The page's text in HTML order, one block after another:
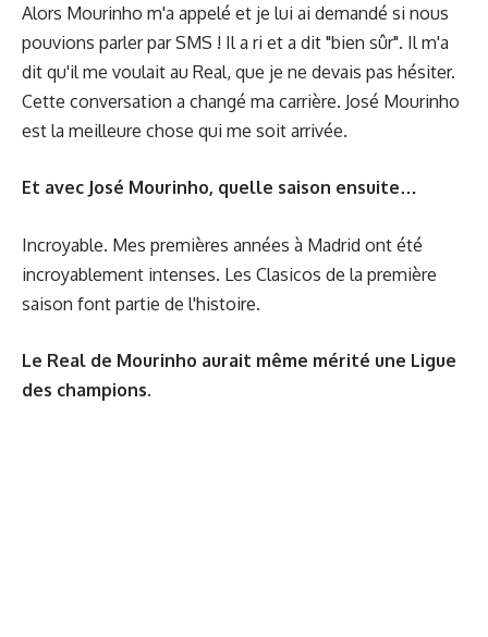
Alors Mourinho m'a appelé et je lui ai demandé si nous
pouvions parler par SMS ! Il a ri et a dit "bien sûr". Il m'a
dit qu'il me voulait au Real, que je ne devais pas hésiter.
Cette conversation a changé ma carrière. José Mourinho
est la meilleure chose qui me soit arrivée.
Et avec José Mourinho, quelle saison ensuite…
Incroyable. Mes premières années à Madrid ont été
incroyablement intenses. Les Clasicos de la première
saison font partie de l'histoire.
Le Real de Mourinho aurait même mérité une Ligue
des champions.